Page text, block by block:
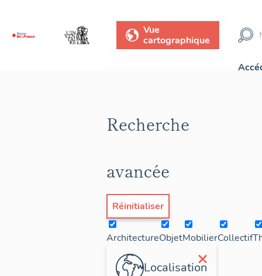
Vue
cartographique
Recherche
avancée
Réinitialiser
ArchitectureObjetMobilierCollectif
×
Localisation